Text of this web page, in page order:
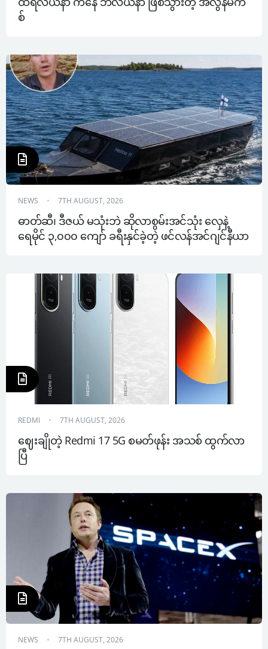
စ်
NEWS 7TH AUGUST, 2026
ဓာတ်ဆီ၊ ဒီဇယ် မသုံးဘဲ ဆိုလာစွမ်းအင်သုံး လှေနဲ့
ရေမိုင် ၃,၀၀၀ ကျော် ခရီးနှင်ခဲ့တဲ့ ဖင်လန်အင်ဂျင်နီယာ
REDMI 7TH AUGUST, 2026
ဈေးချိုတဲ့ Redmi 17 5G စမတ်ဖုန်း အသစ် ထွက်လာ
ပြီ
NEWS 7TH AUGUST, 2026